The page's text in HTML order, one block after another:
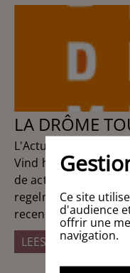
LA DRÔME
L'Actu'Drôme
Vind hier al het
de actualiteiten en
regelmatig
recente activiteiten
LEES HET VERVOLG
Ce site
d'audience
offrir une
navigation.